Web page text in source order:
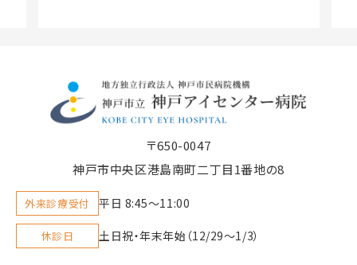
〒650-0047
神戸市中央区港島南町二丁目1番地の8
外来診療受付 平日 8:45〜11:00
休診日 土日祝・年末年始（12/29～1/3）